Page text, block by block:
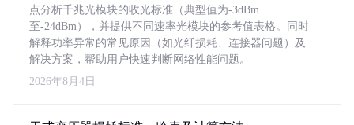
点分析千兆光模块的收光标准（典型值为-3dBm
至-24dBm），并提供不同速率光模块的参考值表格。同时
解释功率异常的常见原因（如光纤损耗、连接器问题）及
解决方案，帮助用户快速判断网络性能问题。
2026年8月4日